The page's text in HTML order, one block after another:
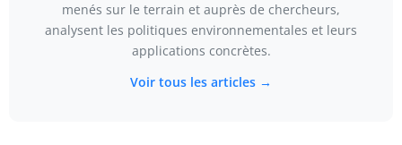
menés sur le terrain et auprès de chercheurs,
analysent les politiques environnementales et leurs
applications concrètes.
Voir tous les articles →